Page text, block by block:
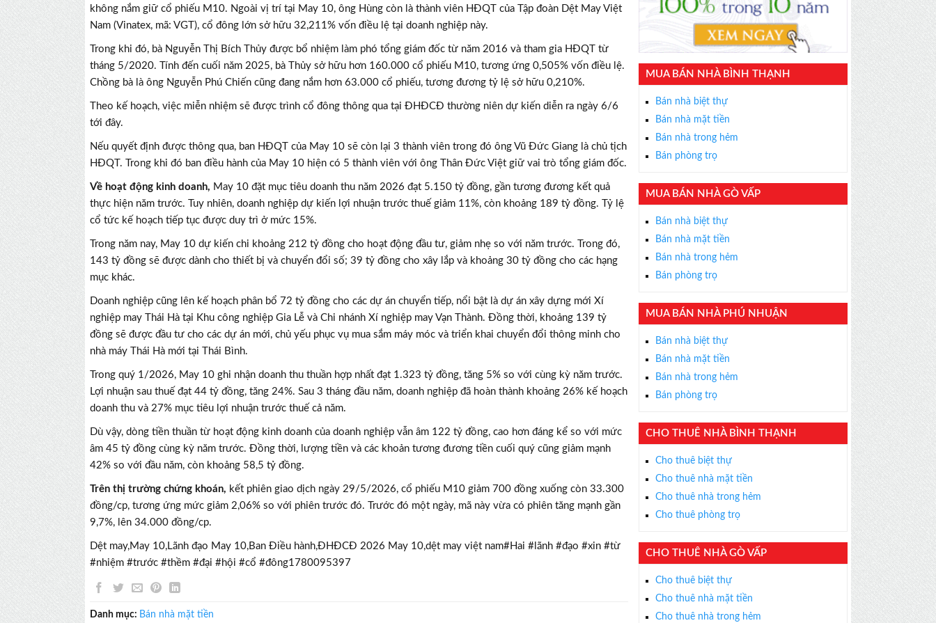
TƯ VẤN MIỄN PHÍ
chúng tôi sẽ giúp bạn tìm được BĐS ưng ý!
×
không nắm giữ cổ phiếu M10. Ngoài vị trí tại May 10, ông Hùng còn là thành viên HĐQT của Tập đoàn Dệt May Việt
Nam (Vinatex, mã: VGT), cổ đông lớn sở hữu 32,211% vốn điều lệ tại doanh nghiệp này.
Trong khi đó, bà Nguyễn Thị Bích Thủy được bổ nhiệm làm phó tổng giám đốc từ năm 2016 và tham gia HĐQT từ
tháng 5/2020. Tính đến cuối năm 2025, bà Thủy sở hữu hơn 160.000 cổ phiếu M10, tương ứng 0,505% vốn điều lệ.
Chồng bà là ông Nguyễn Phú Chiến cũng đang nắm hơn 63.000 cổ phiếu, tương đương tỷ lệ sở hữu 0,210%.
Theo kế hoạch, việc miễn nhiệm sẽ được trình cổ đông thông qua tại ĐHĐCĐ thường niên dự kiến diễn ra ngày 6/6
tới đây.
Nếu quyết định được thông qua, ban HĐQT của May 10 sẽ còn lại 3 thành viên trong đó ông Vũ Đức Giang là chủ tịch
HĐQT. Trong khi đó ban điều hành của May 10 hiện có 5 thành viên với ông Thân Đức Việt giữ vai trò tổng giám đốc.
Về hoạt động kinh doanh, May 10 đặt mục tiêu doanh thu năm 2026 đạt 5.150 tỷ đồng, gần tương đương kết quả
thực hiện năm trước. Tuy nhiên, doanh nghiệp dự kiến lợi nhuận trước thuế giảm 11%, còn khoảng 189 tỷ đồng. Tỷ lệ
cổ tức kế hoạch tiếp tục được duy trì ở mức 15%.
Trong năm nay, May 10 dự kiến chi khoảng 212 tỷ đồng cho hoạt động đầu tư, giảm nhẹ so với năm trước. Trong đó,
143 tỷ đồng sẽ được dành cho thiết bị và chuyển đổi số; 39 tỷ đồng cho xây lắp và khoảng 30 tỷ đồng cho các hạng
mục khác.
Doanh nghiệp cũng lên kế hoạch phân bổ 72 tỷ đồng cho các dự án chuyển tiếp, nổi bật là dự án xây dựng mới Xí
nghiệp may Thái Hà tại Khu công nghiệp Gia Lễ và Chi nhánh Xí nghiệp may Vạn Thành. Đồng thời, khoảng 139 tỷ
đồng sẽ được đầu tư cho các dự án mới, chủ yếu phục vụ mua sắm máy móc và triển khai chuyển đổi thông minh cho
nhà máy Thái Hà mới tại Thái Bình.
Trong quý 1/2026, May 10 ghi nhận doanh thu thuần hợp nhất đạt 1.323 tỷ đồng, tăng 5% so với cùng kỳ năm trước.
Lợi nhuận sau thuế đạt 44 tỷ đồng, tăng 24%. Sau 3 tháng đầu năm, doanh nghiệp đã hoàn thành khoảng 26% kế hoạch
doanh thu và 27% mục tiêu lợi nhuận trước thuế cả năm.
Dù vậy, dòng tiền thuần từ hoạt động kinh doanh của doanh nghiệp vẫn âm 122 tỷ đồng, cao hơn đáng kể so với mức
âm 45 tỷ đồng cùng kỳ năm trước. Đồng thời, lượng tiền và các khoản tương đương tiền cuối quý cũng giảm mạnh
42% so với đầu năm, còn khoảng 58,5 tỷ đồng.
Trên thị trường chứng khoán, kết phiên giao dịch ngày 29/5/2026, cổ phiếu M10 giảm 700 đồng xuống còn 33.300
đồng/cp, tương ứng mức giảm 2,06% so với phiên trước đó. Trước đó một ngày, mã này vừa có phiên tăng mạnh gần
9,7%, lên 34.000 đồng/cp.
Dệt may,May 10,Lãnh đạo May 10,Ban Điều hành,ĐHĐCĐ 2026 May 10,dệt may việt nam#Hai #lãnh #đạo #xin #từ
#nhiệm #trước #thềm #đại #hội #cổ #đông1780095397
Danh mục: Bán nhà mặt tiền
MUA BÁN NHÀ BÌNH THẠNH
Bán nhà biệt thự
Bán nhà mặt tiền
Bán nhà trong hẻm
Bán phòng trọ
MUA BÁN NHÀ GÒ VẤP
Bán nhà biệt thự
Bán nhà mặt tiền
Bán nhà trong hẻm
Bán phòng trọ
MUA BÁN NHÀ PHÚ NHUẬN
Bán nhà biệt thự
Bán nhà mặt tiền
Bán nhà trong hẻm
Bán phòng trọ
CHO THUÊ NHÀ BÌNH THẠNH
Cho thuê biệt thự
Cho thuê nhà mặt tiền
Cho thuê nhà trong hẻm
Cho thuê phòng trọ
CHO THUÊ NHÀ GÒ VẤP
Cho thuê biệt thự
Cho thuê nhà mặt tiền
Cho thuê nhà trong hẻm